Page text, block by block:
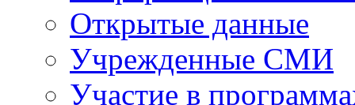
Открытые данные
Учрежденные СМИ
Участие в